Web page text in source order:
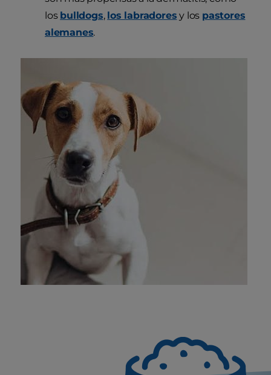
los bulldogs, los labradores y los pastores
alemanes.